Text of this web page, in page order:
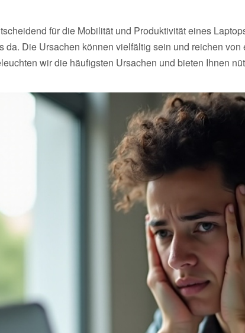
für die Mobilität und Produktivität eines
da. Die Ursachen können vielfältig sein und reichen
wir die häufigsten Ursachen und bieten Ihnen